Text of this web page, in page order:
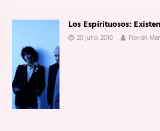
Los Espirituosos:
20 julio, 2010 Florián